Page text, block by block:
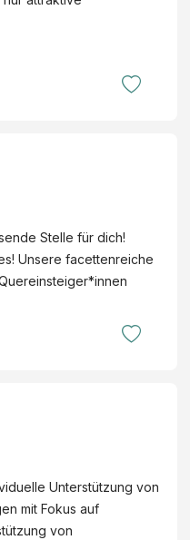
Stelle für dich!
Unsere facettenreiche
Unterstützung von
mit Fokus auf
von